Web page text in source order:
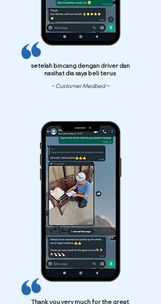
setelah bincang dengan driver dan
nasihat dia saya beli terus
~ Customer Medbed ~
Thank you very much for the great